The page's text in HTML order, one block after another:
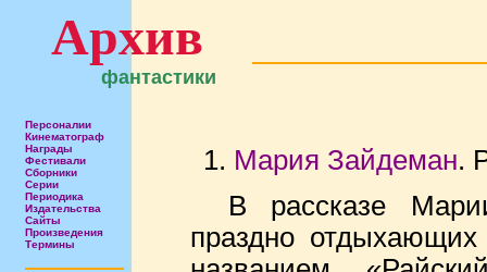
Архив
фантастики
Персоналии
Кинематограф
Награды
Фестивали
Сборники
Серии
Периодика
Издательства
Сайты
Произведения
Термины
Мария Зайдеман.
В рассказе
праздно